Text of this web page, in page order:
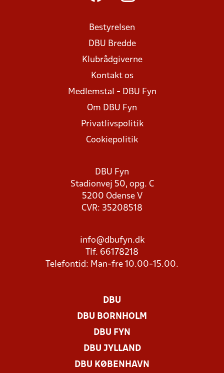
Bestyrelsen
DBU Bredde
Klubrådgiverne
Kontakt os
Medlemstal - DBU Fyn
Om DBU Fyn
Privatlivspolitik
Cookiepolitik
DBU Fyn
Stadionvej 50, opg. C
5200 Odense V
CVR: 35208518
info@dbufyn.dk
Tlf. 66178218
Telefontid: Man-fre 10.00-15.00.
DBU
DBU BORNHOLM
DBU FYN
DBU JYLLAND
DBU KØBENHAVN